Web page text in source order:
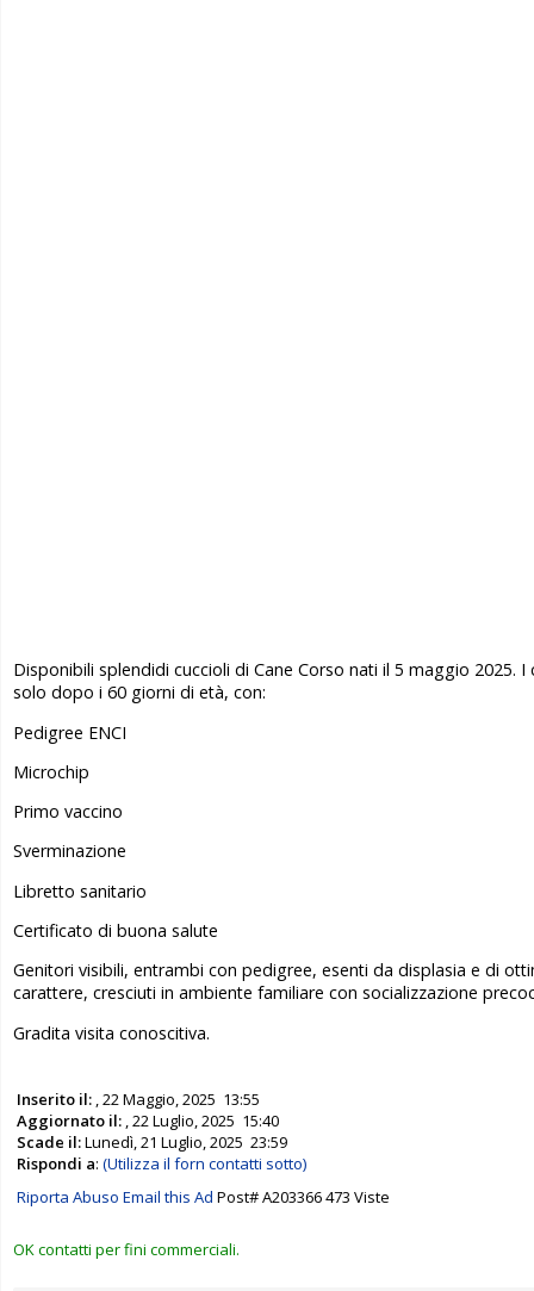
Disponibili splendidi cuccioli di Cane Corso nati il 5 maggio 2025. I
solo dopo i 60 giorni di età, con:
Pedigree ENCI
Microchip
Primo vaccino
Sverminazione
Libretto sanitario
Certificato di buona salute
Genitori visibili, entrambi con pedigree, esenti da displasia e di
carattere, cresciuti in ambiente familiare con socializzazione
Gradita visita conoscitiva.
Inserito il: , 22 Maggio, 2025 13:55
Aggiornato il: , 22 Luglio, 2025 15:40
Scade il:Lunedì, 21 Luglio, 2025 23:59
Rispondi a: (Utilizza il forn contatti sotto)
Riporta Abuso Email this Ad Post# A203366473 Viste
OK contatti per fini commerciali.